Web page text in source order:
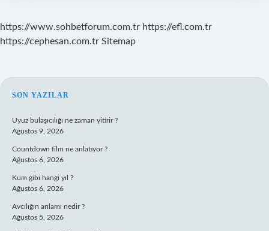
https://www.sohbetforum.com.tr https://efl.com.tr
https://cephesan.com.tr Sitemap
SIDEBAR
SON YAZILAR
Uyuz bulaşıcılığı ne zaman yitirir ?
Ağustos 9, 2026
Countdown film ne anlatıyor ?
Ağustos 6, 2026
Kum gibi hangi yıl ?
Ağustos 6, 2026
Avcılığın anlamı nedir ?
Ağustos 5, 2026